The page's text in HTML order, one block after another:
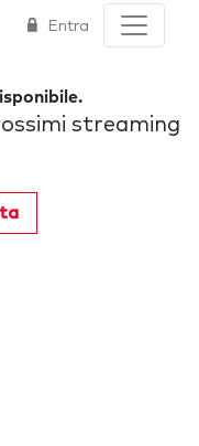
Entra
streaming